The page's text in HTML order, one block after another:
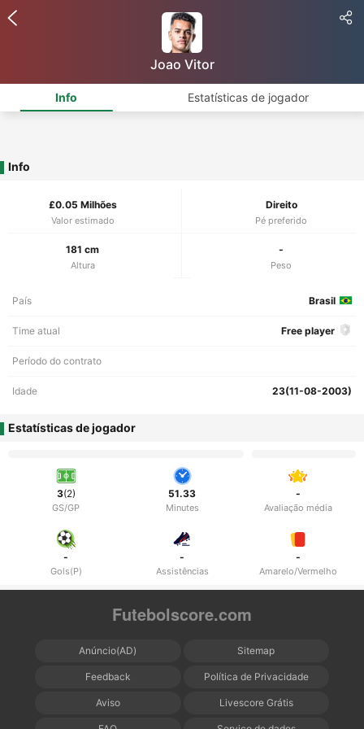
Joao Vitor
Info Estatísticas de jogador
Info
£0.05 Milhões
Valor estimado
Direito
Pé preferido
181 cm
Altura
-
Peso
País Brasil
Time atual Free player
Período do contrato
Idade 23(11-08-2003)
Estatísticas de jogador
3(2)
GS/GP
51.33
Minutes
-
Avaliação média
-
Gols(P)
-
Assistências
-
Amarelo/Vermelho
Futebolscore.com
Anúncio(AD) Sitemap
Feedback Política de Privacidade
Aviso Livescore Grátis